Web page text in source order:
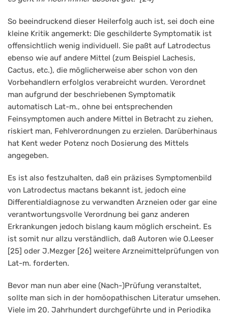
So beeindruckend dieser Heilerfolg auch ist, sei doch eine
kleine Kritik angemerkt: Die geschilderte Symptomatik ist
offensichtlich wenig individuell. Sie paßt auf Latrodectus
ebenso wie auf andere Mittel (zum Beispiel Lachesis,
Cactus, etc.), die möglicherweise aber schon von den
Vorbehandlern erfolglos verabreicht wurden. Verordnet
man aufgrund der beschriebenen Symptomatik
automatisch Lat-m., ohne bei entsprechenden
Feinsymptomen auch andere Mittel in Betracht zu ziehen,
riskiert man, Fehlverordnungen zu erzielen. Darüberhinaus
hat Kent weder Potenz noch Dosierung des Mittels
angegeben.
Es ist also festzuhalten, daß ein präzises Symptomenbild
von Latrodectus mactans bekannt ist, jedoch eine
Differentialdiagnose zu verwandten Arzneien oder gar eine
verantwortungsvolle Verordnung bei ganz anderen
Erkrankungen jedoch bislang kaum möglich erscheint. Es
ist somit nur allzu verständlich, daß Autoren wie O.Leeser
[25] oder J.Mezger [26] weitere Arzneimittelprüfungen von
Lat-m. forderten.
Bevor man nun aber eine (Nach-)Prüfung veranstaltet,
sollte man sich in der homöopathischen Literatur umsehen.
Viele im 20. Jahrhundert durchgeführte und in Periodika